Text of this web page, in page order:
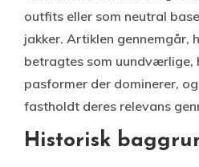
outfits eller som neutral
jakker. Artiklen gennemgår,
betragtes som uundværlige,
pasformer der dominerer,
fastholdt deres relevans
Historisk